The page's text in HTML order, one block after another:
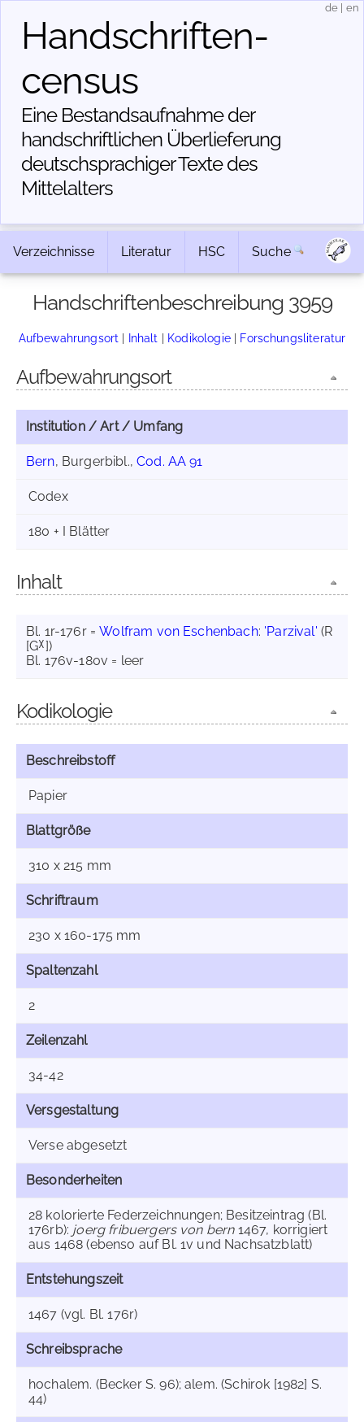
Handschriften­
census
Eine Bestandsaufnahme der
handschriftlichen Über­lieferung
deutschsprachiger Texte des
Mittelalters
de en
Verzeichnisse Literatur HSC Suche
Handschriftenbeschreibung 3959
Aufbewahrungsort | Inhalt | Kodikologie| Forschungsliteratur
Aufbewahrungsort
Institution / Art / Umfang
Bern, Burgerbibl.,Cod. AA 91
Codex
180 + I Blätter
Inhalt
Bl. 1r-176r =Wolfram von Eschenbach: 'Parzival' (R
[Gχ])
Bl. 176v-180v = leer
Kodikologie
Beschreibstoff
Papier
Blattgröße
310 x 215 mm
Schriftraum
230 x 160-175 mm
Spaltenzahl
2
Zeilenzahl
34-42
Versgestaltung
Verse abgesetzt
Besonderheiten
28 kolorierte Federzeichnungen; Besitzeintrag (Bl.
176rb): joerg fribuergers von bern 1467, korrigiert
aus 1468 (ebenso auf Bl. 1v und Nachsatzblatt)
Entstehungszeit
1467 (vgl. Bl. 176r)
Schreibsprache
hochalem. (Becker S. 96); alem. (Schirok [1982] S.
44)